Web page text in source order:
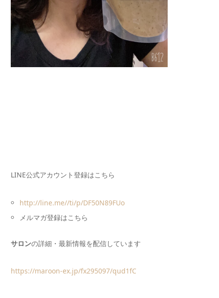
LINE公式アカウント登録はこちら
http://line.me//ti/p/DF50N89FUo
メルマガ登録はこちら
サロンの詳細・最新情報を配信しています
https://maroon-ex.jp/fx295097/qud1fC